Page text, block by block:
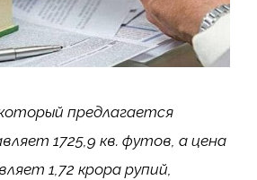
предлагается
1725,9 кв. футов, а цена
1,72 крора рупий,